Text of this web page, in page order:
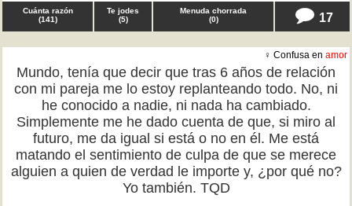
Cuánta razón
(141)
Te jodes
(5)
Menuda chorrada
(0) 17
♀ Confusa en amor
Mundo, tenía que decir que tras 6 años de relación
con mi pareja me lo estoy replanteando todo. No, ni
he conocido a nadie, ni nada ha cambiado.
Simplemente me he dado cuenta de que, si miro al
futuro, me da igual si está o no en él. Me está
matando el sentimiento de culpa de que se merece
alguien a quien de verdad le importe y, ¿por qué no?
Yo también. TQD